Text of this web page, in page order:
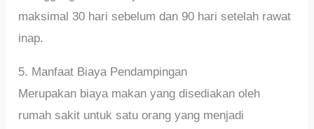
maksimal 30 hari sebelum dan 90 hari setelah rawat
inap.
5. Manfaat Biaya Pendampingan
Merupakan biaya makan yang disediakan oleh
rumah sakit untuk satu orang yang menjadi